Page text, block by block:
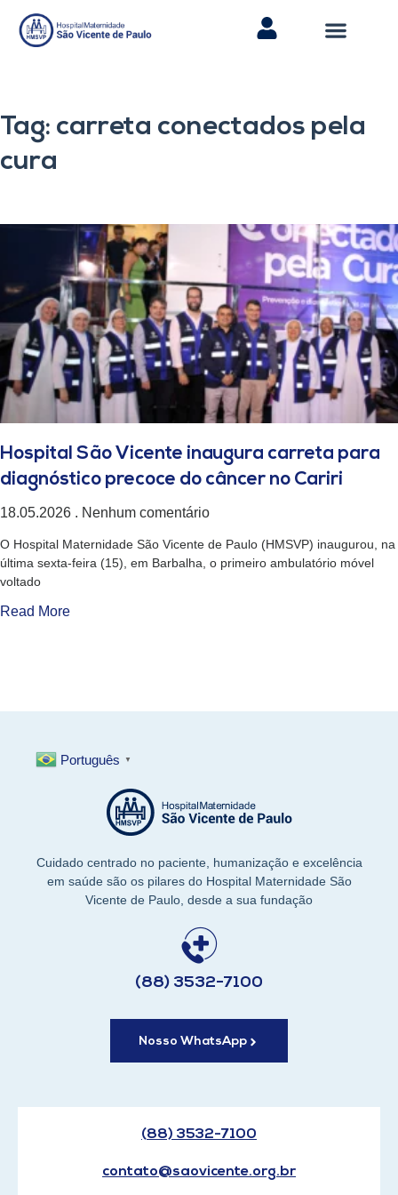
Tag: carreta conectados pela
cura
Hospital São Vicente inaugura carreta para
diagnóstico precoce do câncer no Cariri
18.05.2026 Nenhum comentário
O Hospital Maternidade São Vicente de Paulo (HMSVP) inaugurou, na
última sexta-feira (15), em Barbalha, o primeiro ambulatório móvel
voltado
Read More
Português ▼
Cuidado centrado no paciente, humanização e excelência
em saúde são os pilares do Hospital Maternidade São
Vicente de Paulo, desde a sua fundação
(88) 3532-7100
Nosso WhatsApp
(88) 3532-7100
contato@saovicente.org.br